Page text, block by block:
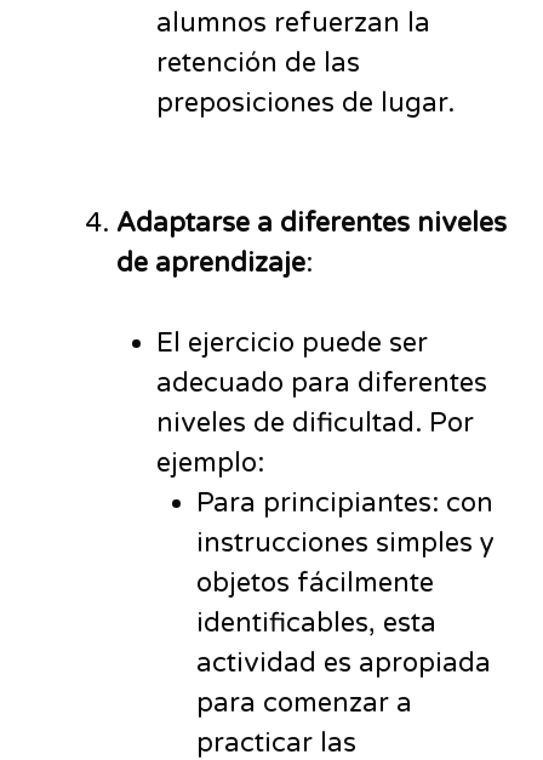
alumnos refuerzan la
retención de las
preposiciones de lugar.
Adaptarse a diferentes niveles
de aprendizaje:
El ejercicio puede ser
adecuado para diferentes
niveles de dificultad. Por
ejemplo:
Para principiantes: con
instrucciones simples y
objetos fácilmente
identificables, esta
actividad es apropiada
para comenzar a
practicar las